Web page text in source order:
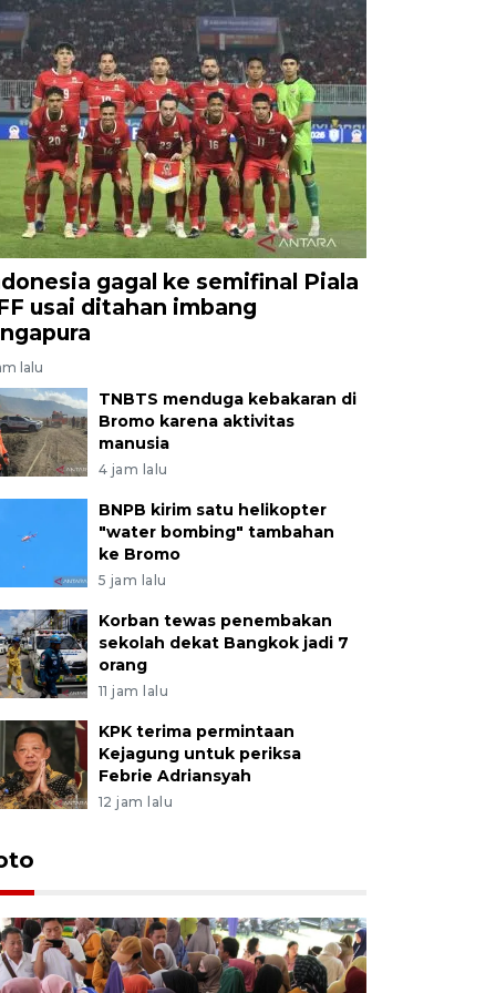
gagal ke semifinal Piala
usai ditahan imbang
lalu
TNBTS menduga kebakaran di
Bromo karena aktivitas
manusia
4 jam lalu
BNPB kirim satu helikopter
"water bombing" tambahan
ke Bromo
5 jam lalu
Korban tewas penembakan
sekolah dekat Bangkok jadi 7
orang
11 jam lalu
KPK terima permintaan
Kejagung untuk periksa
Febrie Adriansyah
12 jam lalu